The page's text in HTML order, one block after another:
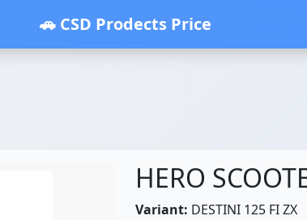
🚗 CSD Prodects Price
HERO
Variant: DESTINI 125 FI ZX